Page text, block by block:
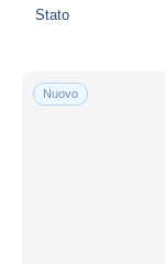
Stato
Nuovo